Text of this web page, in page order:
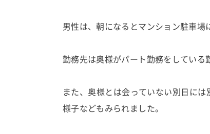
男性は、朝になるとマンション駐車場
勤務先は奥様がパート勤務をしている
また、奥様とは会っていない別日に
様子などもみられました。